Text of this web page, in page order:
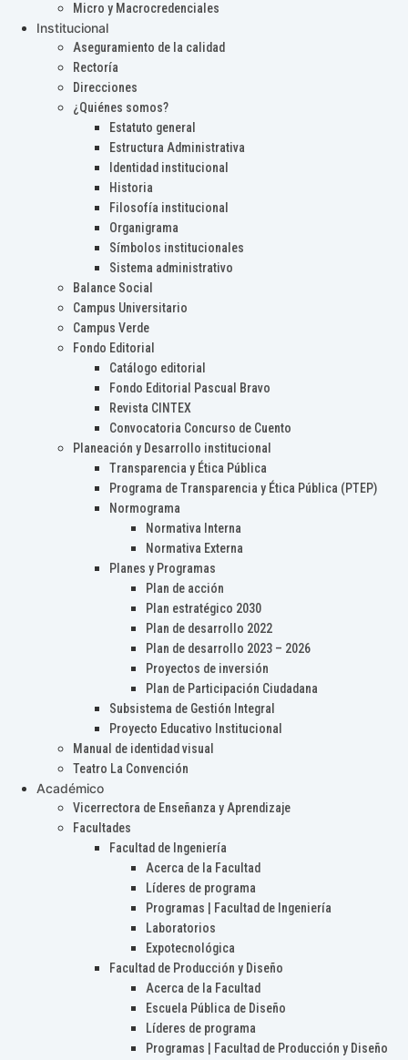
Micro y Macrocredenciales
Institucional
Aseguramiento de la calidad
Rectoría
Direcciones
¿Quiénes somos?
Estatuto general
Estructura Administrativa
Identidad institucional
Historia
Filosofía institucional
Organigrama
Símbolos institucionales
Sistema administrativo
Balance Social
Campus Universitario
Campus Verde
Fondo Editorial
Catálogo editorial
Fondo Editorial Pascual Bravo
Revista CINTEX
Convocatoria Concurso de Cuento
Planeación y Desarrollo institucional
Transparencia y Ética Pública
Programa de Transparencia y Ética Pública (PTEP)
Normograma
Normativa Interna
Normativa Externa
Planes y Programas
Plan de acción
Plan estratégico 2030
Plan de desarrollo 2022
Plan de desarrollo 2023 – 2026
Proyectos de inversión
Plan de Participación Ciudadana
Subsistema de Gestión Integral
Proyecto Educativo Institucional
Manual de identidad visual
Teatro La Convención
Académico
Vicerrectora de Enseñanza y Aprendizaje
Facultades
Facultad de Ingeniería
Acerca de la Facultad
Líderes de programa
Programas | Facultad de Ingeniería
Laboratorios
Expotecnológica
Facultad de Producción y Diseño
Acerca de la Facultad
Escuela Pública de Diseño
Líderes de programa
Programas | Facultad de Producción y Diseño